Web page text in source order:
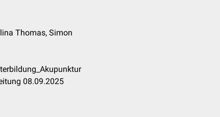
Thomas, Simon
08.09.2025